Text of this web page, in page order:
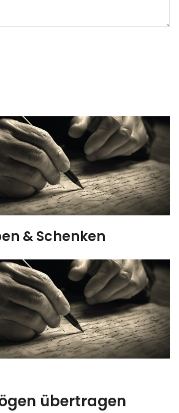
& Schenken
übertragen